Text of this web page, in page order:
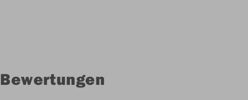
Bewertungen